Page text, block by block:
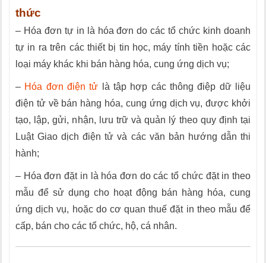
thức
– Hóa đơn tự in là hóa đơn do các tổ chức kinh doanh
tự in ra trên các thiết bị tin học, máy tính tiền hoặc các
loại máy khác khi bán hàng hóa, cung ứng dịch vụ;
– Hóa đơn điện tử là tập hợp các thông điệp dữ liệu
điện tử về bán hàng hóa, cung ứng dịch vụ, được khởi
tạo, lập, gửi, nhận, lưu trữ và quản lý theo quy định tại
Luật Giao dịch điện tử và các văn bản hướng dẫn thi
hành;
– Hóa đơn đặt in là hóa đơn do các tổ chức đặt in theo
mẫu để sử dụng cho hoạt động bán hàng hóa, cung
ứng dịch vụ, hoặc do cơ quan thuế đặt in theo mẫu để
cấp, bán cho các tổ chức, hộ, cá nhân.